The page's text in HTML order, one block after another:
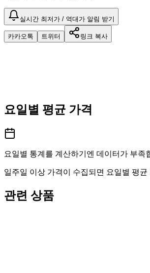
실시간 최저가 / 역대가 알림 받기
카카오톡 트위터 링크 복사
요일별 평균 가격
요일별 통계를 계산하기엔 데이터가 부족
일주일 이상 가격이 수집되면 요일별 평
관련 상품